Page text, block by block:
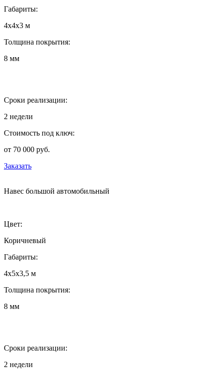
Габариты:
4х4х3 м
Толщина покрытия:
8 мм
Сроки реализации:
2 недели
Стоимость под ключ:
от 70 000 руб.
Заказать
Навес большой автомобильный
Цвет:
Коричневый
Габариты:
4х5х3,5 м
Толщина покрытия:
8 мм
Сроки реализации:
2 недели